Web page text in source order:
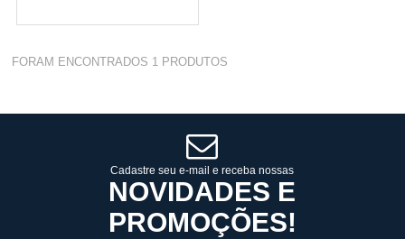
Varejo: R$ 4.050,70
10 x de R$ 255,09
FORAM ENCONTRADOS 1 PRODUTOS
Cadastre seu e-mail e receba nossas
NOVIDADES E
PROMOÇÕES!